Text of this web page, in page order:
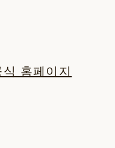
홈페이지